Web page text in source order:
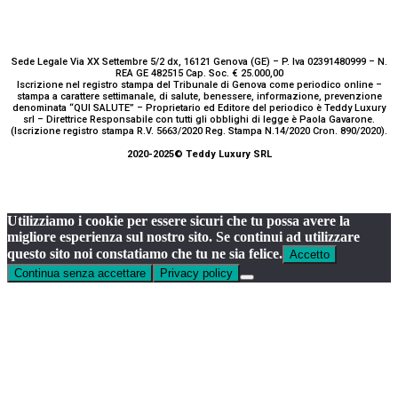
Sede Legale Via XX Settembre 5/2 dx, 16121 Genova (GE) – P. Iva 02391480999 – N.
REA GE 482515 Cap. Soc. € 25.000,00
Iscrizione nel registro stampa del Tribunale di Genova come periodico online –
stampa a carattere settimanale, di salute, benessere, informazione, prevenzione
denominata “QUI SALUTE” – Proprietario ed Editore del periodico è Teddy Luxury
srl – Direttrice Responsabile con tutti gli obblighi di legge è Paola Gavarone.
(Iscrizione registro stampa R.V. 5663/2020 Reg. Stampa N.14/2020 Cron. 890/2020).
2020-2025© Teddy Luxury SRL
Utilizziamo i cookie per essere sicuri che tu possa avere la
migliore esperienza sul nostro sito. Se continui ad utilizzare
questo sito noi constatiamo che tu ne sia felice. Accetto
Continua senza accettare
Privacy policy